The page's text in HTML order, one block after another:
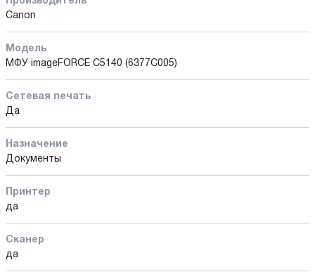
Canon
Модель
МФУ imageFORCE C5140 (6377C005)
Сетевая печать
Да
Назначение
Документы
Принтер
да
Сканер
да